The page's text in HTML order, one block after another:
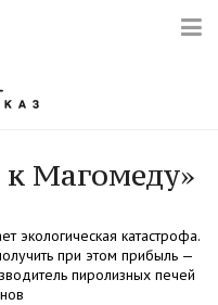
Магомеду»
экологическая катастрофа.
при этом прибыль —
пиролизных печей